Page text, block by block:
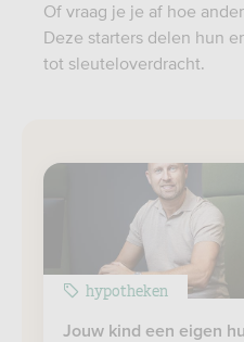
Of vraag je je af hoe
Deze starters delen hun
tot sleuteloverdracht.
hypotheken
Jouw kind een eigen